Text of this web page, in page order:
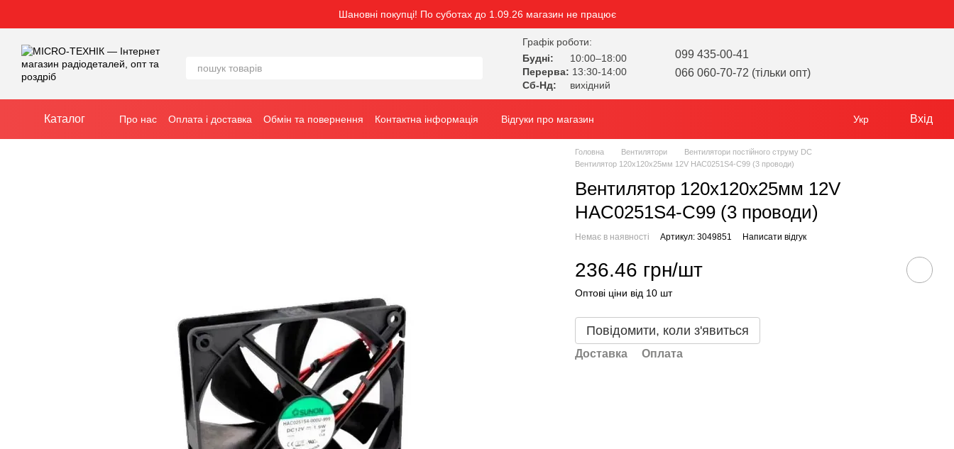
Шановні покупці! По суботах до 1.09.26 магазин не працює
Графік роботи:
Будні:
10:00–18:00
Перерва: 13:30-14:00
Сб-Нд:
вихідний
099 435-00-41
066 060-70-72 (тільки опт)
Каталог Про нас Оплата і доставка Обмін та повернення Контактна інформація Відгуки про магазин Укр Вхід
Головна Вентилятори
Вентилятори постійного струму DC
Вентилятор 120х120х25мм 12V HAC0251S4-C99 (3 проводи)
Вентилятор 120х120х25мм 12V
HAC0251S4-C99 (3 проводи)
Немає в наявності Артикул: 3049851 Написати відгук
236.46 грн/шт
Оптові ціни від 10 шт
Повідомити, коли з'явиться
Доставка Оплата